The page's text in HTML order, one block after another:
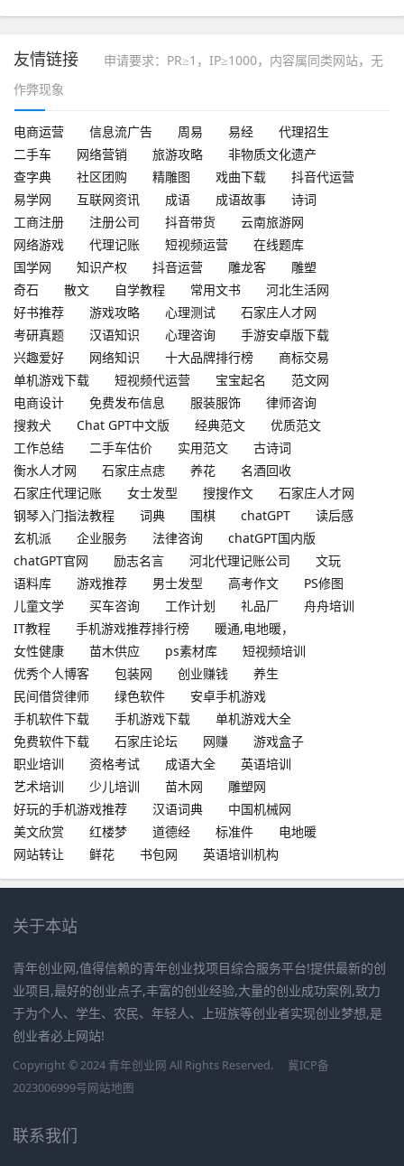
友情链接
申请要求：PR≥1，IP≥1000，内容属同类网站，无
作弊现象
电商运营 信息流广告 周易 易经
代理招生
二手车
网络营销 旅游攻略
非物质文化遗产
查字典
社区团购 精雕图 戏曲下载
抖音代运营
易学网
互联网资讯 成语 成语故事
诗词
工商注册
注册公司 抖音带货
云南旅游网
网络游戏
代理记账 短视频运营
在线题库
国学网
知识产权 抖音运营 雕龙客
雕塑
奇石
散文 自学教程 常用文书
河北生活网
好书推荐
游戏攻略 心理测试
石家庄人才网
考研真题
汉语知识 心理咨询
手游安卓版下载
兴趣爱好
网络知识 十大品牌排行榜
商标交易
单机游戏下载
短视频代运营 宝宝起名
范文网
电商设计
免费发布信息 服装服饰
律师咨询
搜救犬
Chat GPT中文版 经典范文
优质范文
工作总结
二手车估价 实用范文
古诗词
衡水人才网
石家庄点痣 养花
名酒回收
石家庄代理记账
女士发型 搜搜作文
石家庄人才网
钢琴入门指法教程
词典 围棋 chatGPT
读后感
玄机派
企业服务 法律咨询
chatGPT国内版
chatGPT官网
励志名言 河北代理记账公司
文玩
语料库
游戏推荐 男士发型 高考作文
PS修图
儿童文学
买车咨询 工作计划 礼品厂
舟舟培训
IT教程
手机游戏推荐排行榜
暖通,电地暖，
女性健康
苗木供应 ps素材库
短视频培训
优秀个人博客
包装网 创业赚钱
养生
民间借贷律师
绿色软件
安卓手机游戏
手机软件下载
手机游戏下载
单机游戏大全
免费软件下载
石家庄论坛 网赚
游戏盒子
职业培训
资格考试 成语大全
英语培训
艺术培训
少儿培训 苗木网
雕塑网
好玩的手机游戏推荐
汉语词典
中国机械网
美文欣赏
红楼梦 道德经 标准件
电地暖
网站转让
鲜花 书包网 英语培训机构
关于本站
青年创业网,值得信赖的青年创业找项目综合服务平台!提供最新的创
业项目,最好的创业点子,丰富的创业经验,大量的创业成功案例,致力
于为个人、学生、农民、年轻人、上班族等创业者实现创业梦想,是
创业者必上网站!
Copyright © 2024 青年创业网 All Rights Reserved.
冀ICP备
2023006999号网站地图
联系我们